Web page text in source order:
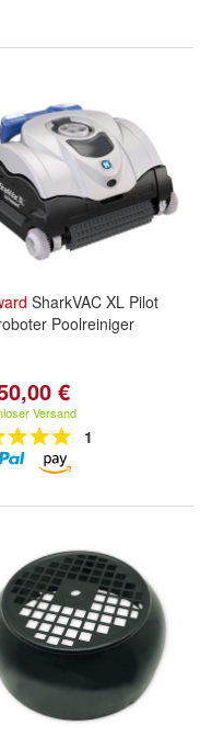
SharkVAC XL Pilot
Poolreiniger
€
Versand
1